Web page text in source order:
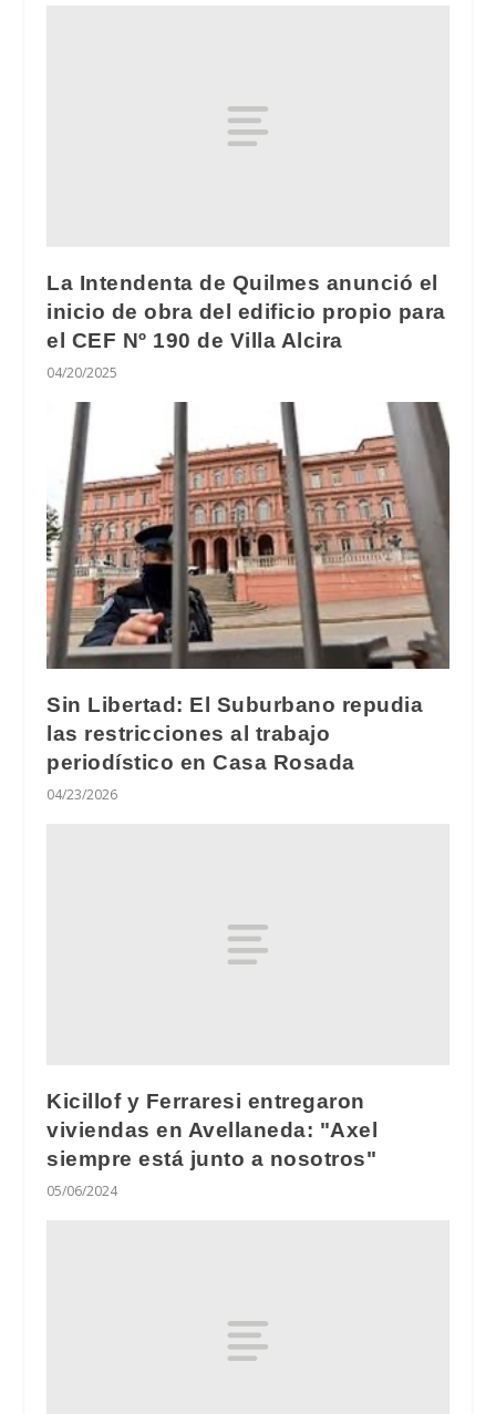
La Intendenta de Quilmes anunció el
inicio de obra del edificio propio para
el CEF Nº 190 de Villa Alcira
04/20/2025
Sin Libertad: El Suburbano repudia
las restricciones al trabajo
periodístico en Casa Rosada
04/23/2026
Kicillof y Ferraresi entregaron
viviendas en Avellaneda: "Axel
siempre está junto a nosotros"
05/06/2024